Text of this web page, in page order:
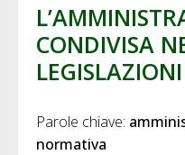
CONDIVISA
Parole chiave:
normativa